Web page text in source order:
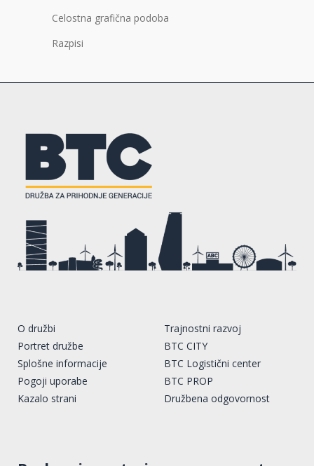
Celostna grafična podoba
Razpisi
O družbi
Portret družbe
Splošne informacije
Pogoji uporabe
Kazalo strani
Trajnostni razvoj
BTC CITY
BTC Logistični center
BTC PROP
Družbena odgovornost